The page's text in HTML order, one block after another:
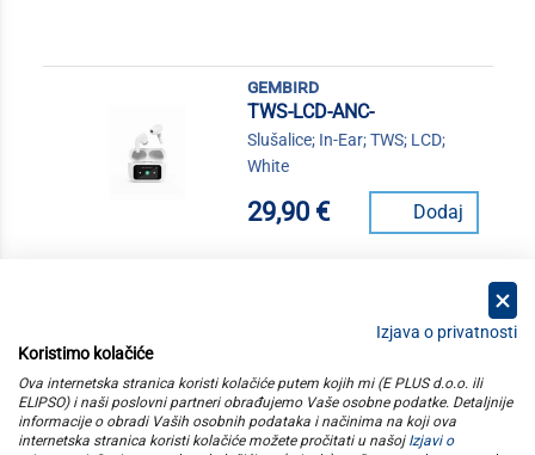
gembird
TWS-LCD-ANC-
Slušalice; In-Ear; TWS; LCD;
White
29,90 € Dodaj
kategorije
elipso
Izjava o privatnosti
Koristimo kolačiće
Ova internetska stranica koristi kolačiće putem kojih mi (E PLUS d.o.o. ili
ELIPSO) i naši poslovni partneri obrađujemo Vaše osobne podatke. Detaljnije
informacije o obradi Vaših osobnih podataka i načinima na koji ova
internetska stranica koristi kolačiće možete pročitati u našoj Izjavi o